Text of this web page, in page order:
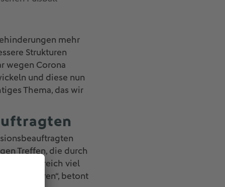
mehr
Strukturen
wegen Corona
und diese nun
Thema, das wir
Treffen, die durch
Bereich viel
profitieren“, betont